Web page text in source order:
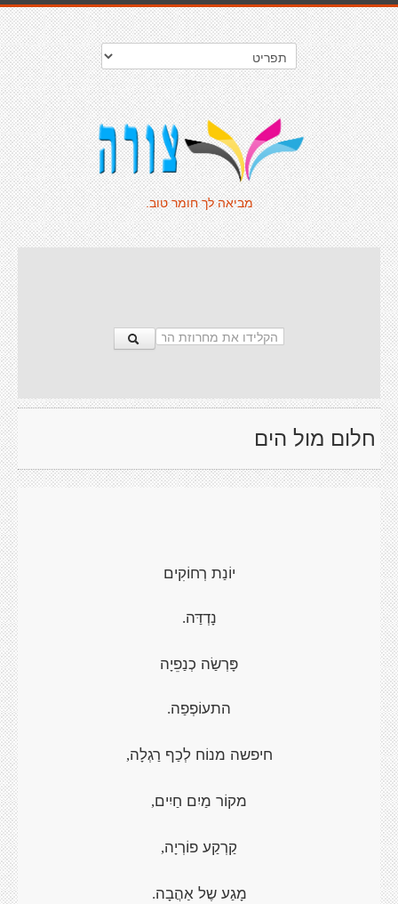
מביאה לך חומר טוב.
חלום מול הים
יוֹנַת רְחוֹקִים
נָדְדַּה.
פָּרְשַׂה כְנַפֵיָה
התעוֹפְפַה.
חיפשה מנוֹח לְכַף רַגְלָה,
מקוֹר מַיִם חַיִים,
קַרְקַע פוֹרְיָה,
מָגַע שֶל אַהֲבָה.